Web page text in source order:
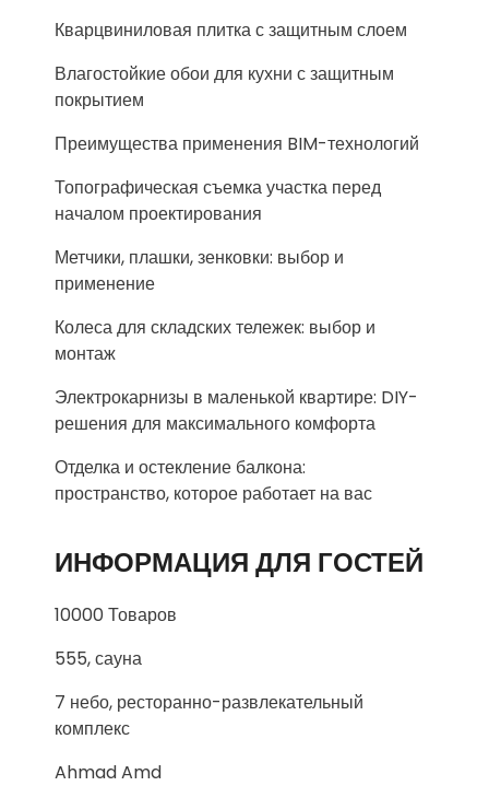
Кварцвиниловая плитка с защитным слоем
Влагостойкие обои для кухни с защитным
покрытием
Преимущества применения BIM-технологий
Топографическая съемка участка перед
началом проектирования
Метчики, плашки, зенковки: выбор и
применение
Колеса для складских тележек: выбор и
монтаж
Электрокарнизы в маленькой квартире: DIY-
решения для максимального комфорта
Отделка и остекление балкона:
пространство, которое работает на вас
ИНФОРМАЦИЯ ДЛЯ ГОСТЕЙ
10000 Товаров
555, сауна
7 небо, ресторанно-развлекательный
комплекс
Ahmad Amd